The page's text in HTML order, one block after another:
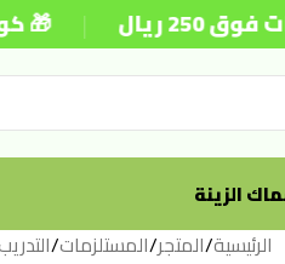
| 🎁 كود
الزينة
الرئيسية/المتجر/المستلزمات/